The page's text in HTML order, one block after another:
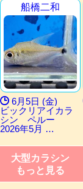
船橋二和
6月5日 (金)
ビックリアイカラ
シン ペルー
2026年5月 …
大型カラシン
もっと見る